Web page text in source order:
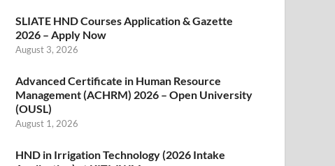
SLIATE HND Courses Application & Gazette
2026 – Apply Now
August 3, 2026
Advanced Certificate in Human Resource
Management (ACHRM) 2026 – Open University
(OUSL)
August 1, 2026
HND in Irrigation Technology (2026 Intake